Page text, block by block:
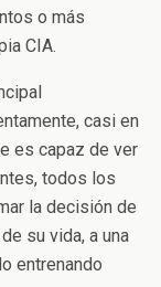
o más
CIA.
casi en
es capaz de ver
todos los
la decisión de
su vida, a una
entrenando